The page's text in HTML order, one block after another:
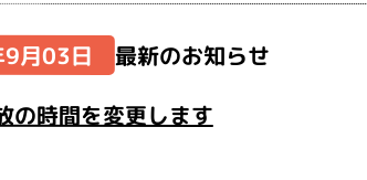
月03日 最新のお知らせ
の時間を変更します